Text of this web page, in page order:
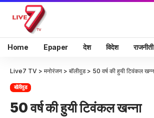
Home Epaper देश विदेश राजनीती
Live7 TV > मनोरंजन > बॉलीवुड> 50 वर्ष की हुयी टिवंकल
बॉलीवुड
50 वर्ष की हुयी टिवंकल खन्ना